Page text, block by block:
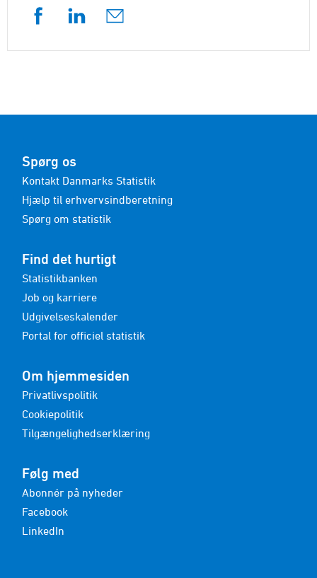
Spørg os
Kontakt Danmarks Statistik
Hjælp til erhvervsindberetning
Spørg om statistik
Find det hurtigt
Statistikbanken
Job og karriere
Udgivelseskalender
Portal for officiel statistik
Om hjemmesiden
Privatlivspolitik
Cookiepolitik
Tilgængelighedserklæring
Følg med
Abonnér på nyheder
Facebook
LinkedIn